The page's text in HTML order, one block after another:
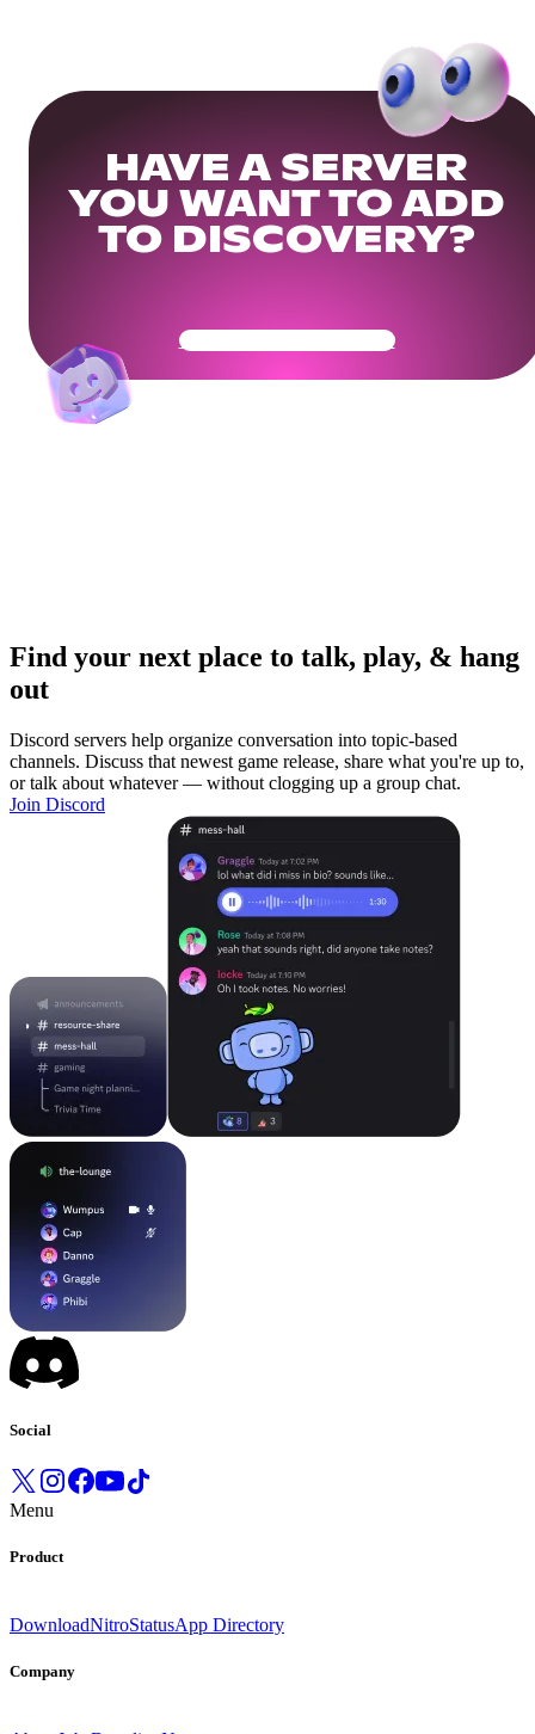
HAVE A SERVER
YOU WANT TO ADD
TO DISCOVERY?
Get Your Community Ready
Find your next place to talk, play, & hang
out
Discord servers help organize conversation into topic-based
channels. Discuss that newest game release, share what you're up to,
or talk about whatever — without clogging up a group chat.
Join Discord
Social
Menu
Product
DownloadNitroStatusApp Directory
Company